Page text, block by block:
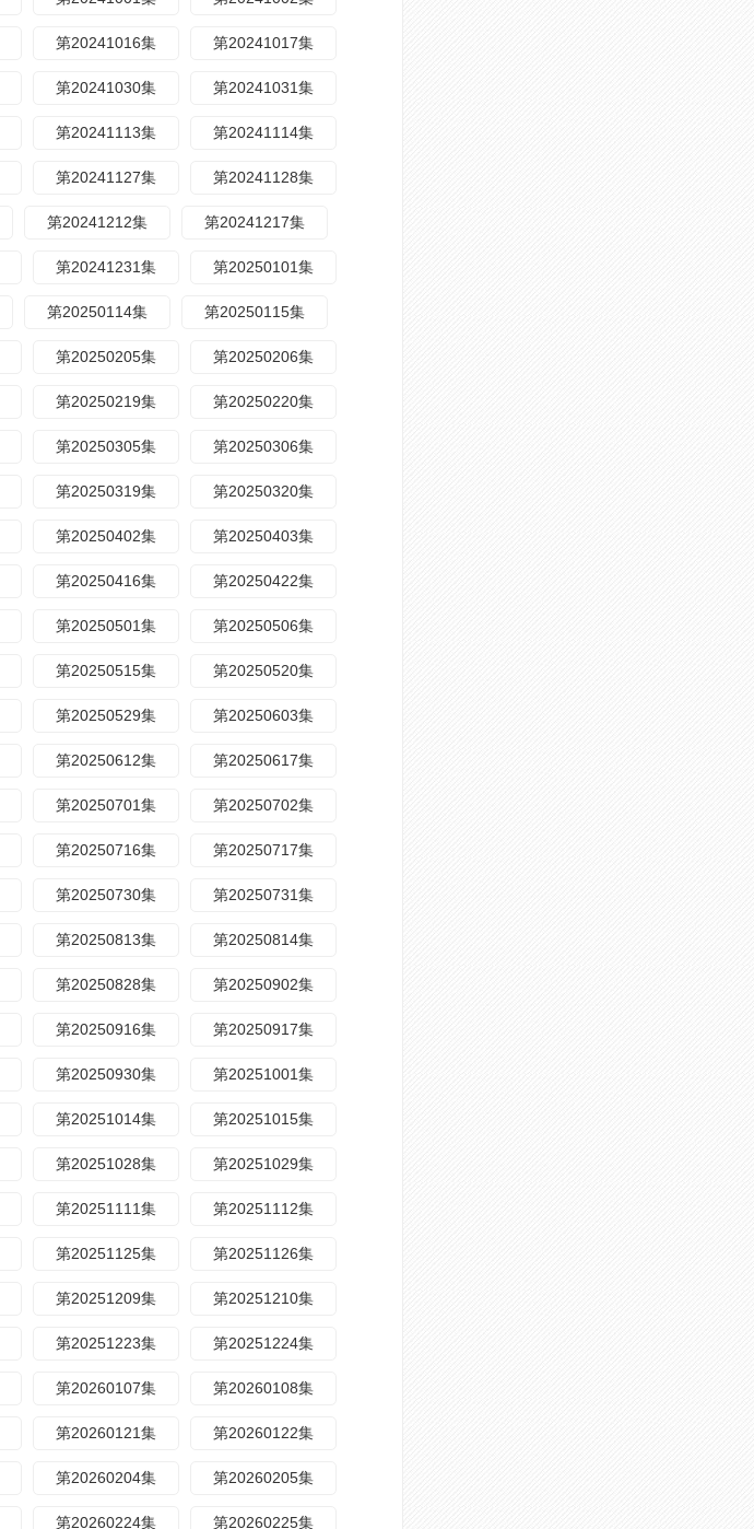
第20241016集 第20241017集
第20241030集 第20241031集
第20241113集 第20241114集
第20241127集 第20241128集
第20241212集 第20241217集
第20241231集 第20250101集
第20250114集 第20250115集
第20250205集 第20250206集
第20250219集 第20250220集
第20250305集 第20250306集
第20250319集 第20250320集
第20250402集 第20250403集
第20250416集 第20250422集
第20250501集 第20250506集
第20250515集 第20250520集
第20250529集 第20250603集
第20250612集 第20250617集
第20250701集 第20250702集
第20250716集 第20250717集
第20250730集 第20250731集
第20250813集 第20250814集
第20250828集 第20250902集
第20250916集 第20250917集
第20250930集 第20251001集
第20251014集 第20251015集
第20251028集 第20251029集
第20251111集 第20251112集
第20251125集 第20251126集
第20251209集 第20251210集
第20251223集 第20251224集
第20260107集 第20260108集
第20260121集 第20260122集
第20260204集 第20260205集
第20260224集 第20260225集